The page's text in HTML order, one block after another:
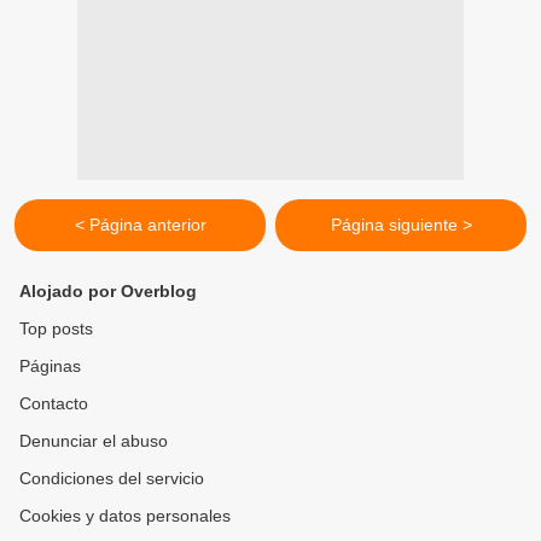
< Página anterior Página siguiente >
Alojado por Overblog
Top posts
Páginas
Contacto
Denunciar el abuso
Condiciones del servicio
Cookies y datos personales